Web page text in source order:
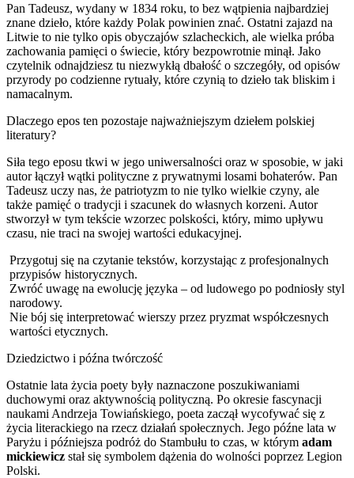
Pan Tadeusz, wydany w 1834 roku, to bez wątpienia najbardziej
znane dzieło, które każdy Polak powinien znać. Ostatni zajazd na
Litwie to nie tylko opis obyczajów szlacheckich, ale wielka próba
zachowania pamięci o świecie, który bezpowrotnie minął. Jako
czytelnik odnajdziesz tu niezwykłą dbałość o szczegóły, od opisów
przyrody po codzienne rytuały, które czynią to dzieło tak bliskim i
namacalnym.
Dlaczego epos ten pozostaje najważniejszym dziełem polskiej
literatury?
Siła tego eposu tkwi w jego uniwersalności oraz w sposobie, w jaki
autor łączył wątki polityczne z prywatnymi losami bohaterów. Pan
Tadeusz uczy nas, że patriotyzm to nie tylko wielkie czyny, ale
także pamięć o tradycji i szacunek do własnych korzeni. Autor
stworzył w tym tekście wzorzec polskości, który, mimo upływu
czasu, nie traci na swojej wartości edukacyjnej.
Przygotuj się na czytanie tekstów, korzystając z profesjonalnych
przypisów historycznych.
Zwróć uwagę na ewolucję języka – od ludowego po podniosły styl
narodowy.
Nie bój się interpretować wierszy przez pryzmat współczesnych
wartości etycznych.
Dziedzictwo i późna twórczość
Ostatnie lata życia poety były naznaczone poszukiwaniami
duchowymi oraz aktywnością polityczną. Po okresie fascynacji
naukami Andrzeja Towiańskiego, poeta zaczął wycofywać się z
życia literackiego na rzecz działań społecznych. Jego późne lata w
Paryżu i późniejsza podróż do Stambułu to czas, w którym adam
mickiewicz stał się symbolem dążenia do wolności poprzez Legion
Polski.